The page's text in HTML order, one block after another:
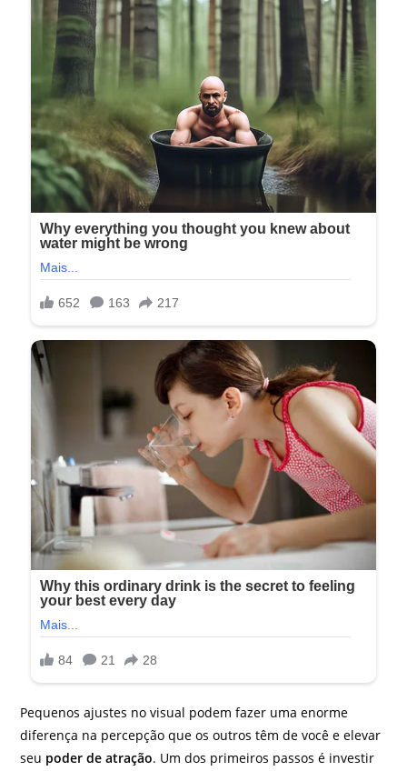
Pequenos ajustes no visual podem fazer uma enorme
diferença na percepção que os outros têm de você e elevar
seu poder de atração. Um dos primeiros passos é investir